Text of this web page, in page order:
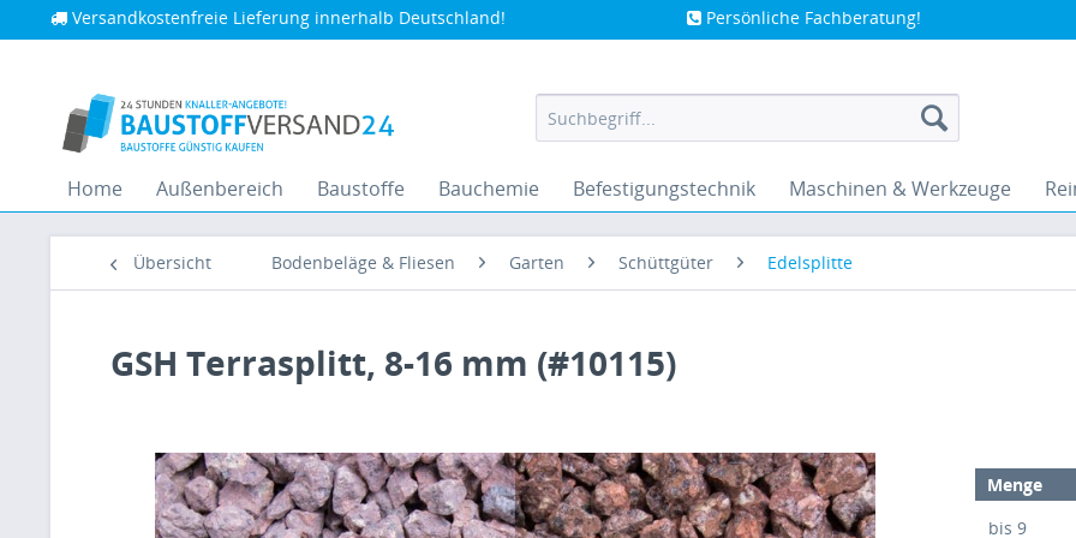
Versandkostenfreie Lieferung innerhalb Deutschland! Persönliche Fachberatung!
Home Außenbereich Baustoffe Bauchemie Befestigungstechnik Maschinen & Werkzeuge
Übersicht Bodenbeläge & Fliesen Garten Schüttgüter Edelsplitte
GSH Terrasplitt, 8-16 mm (#10115)
Menge
bis9